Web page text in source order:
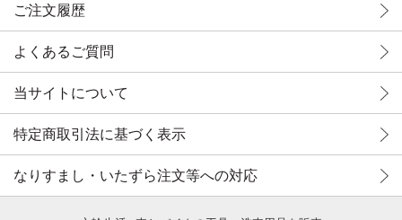
ご注文履歴
よくあるご質問
当サイトについて
特定商取引法に基づく表示
なりすまし・いたずら注文等への対応